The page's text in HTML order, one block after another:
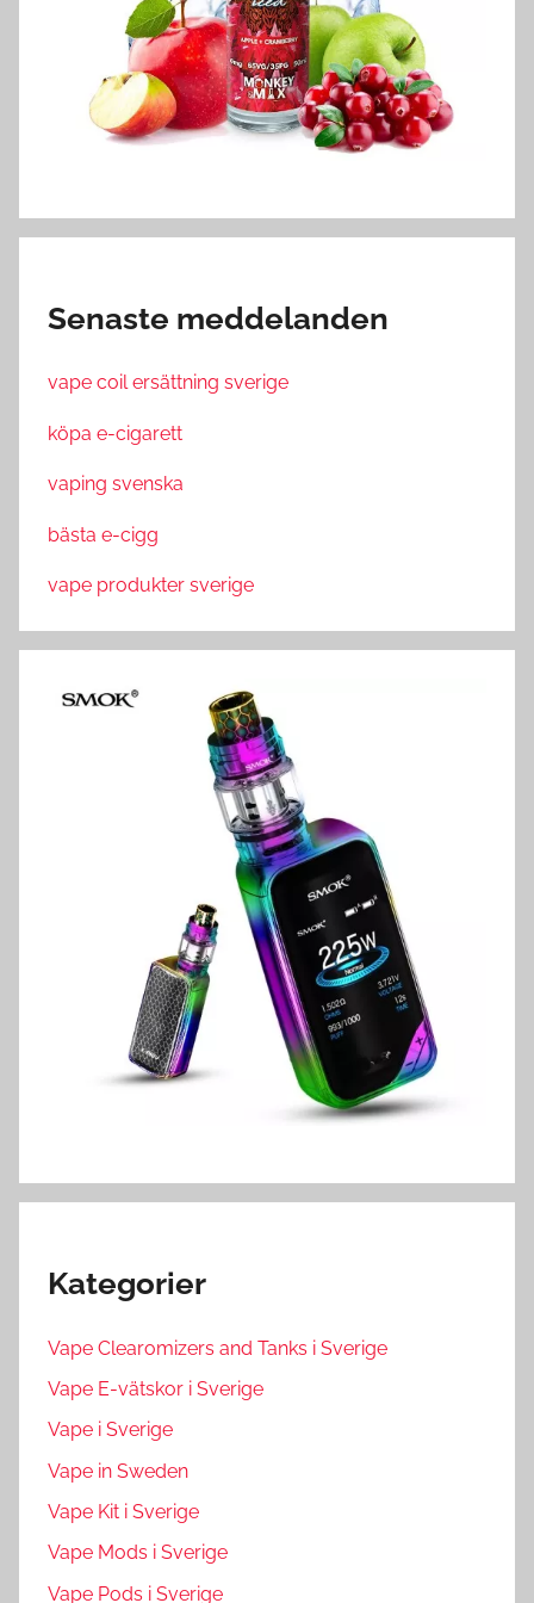
Senaste meddelanden
vape coil ersättning sverige
köpa e-cigarett
vaping svenska
bästa e-cigg
vape produkter sverige
Kategorier
Vape Clearomizers and Tanks i Sverige
Vape E-vätskor i Sverige
Vape i Sverige
Vape in Sweden
Vape Kit i Sverige
Vape Mods i Sverige
Vape Pods i Sverige